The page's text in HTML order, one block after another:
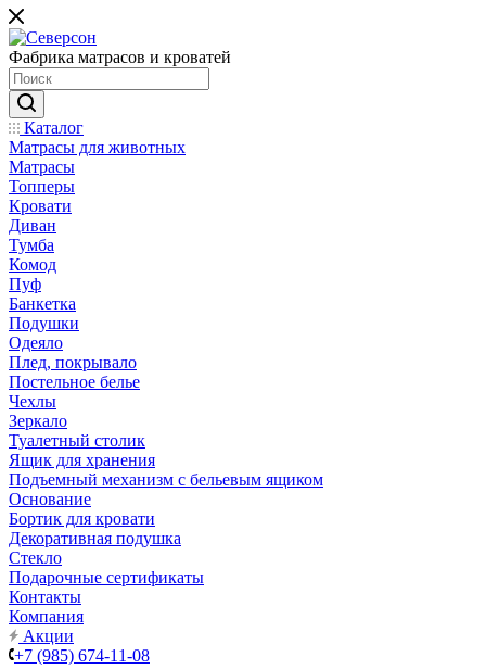
Фабрика матрасов и кроватей
Каталог
Матрасы для животных
Матрасы
Топперы
Кровати
Диван
Тумба
Комод
Пуф
Банкетка
Подушки
Одеяло
Плед, покрывало
Постельное белье
Чехлы
Зеркало
Туалетный столик
Ящик для хранения
Подъемный механизм с бельевым ящиком
Основание
Бортик для кровати
Декоративная подушка
Стекло
Подарочные сертификаты
Контакты
Компания
Акции
+7 (985) 674-11-08